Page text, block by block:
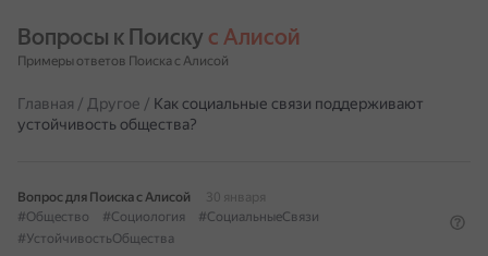
Вопросы к Поиску с Алисой
Примеры ответов Поиска с Алисой
Главная / Другое / Как социальные связи поддерживают
устойчивость общества?
Вопрос для Поиска с Алисой
30 января
#Общество
#Социология
#СоциальныеСвязи
#УстойчивостьОбщества